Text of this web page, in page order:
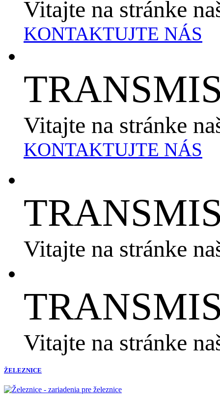
Vitajte na stránke
KONTAKTUJTE NÁS
Vitajte na stránke
KONTAKTUJTE NÁS
Vitajte na stránke
Vitajte na stránke
ŽELEZNICE